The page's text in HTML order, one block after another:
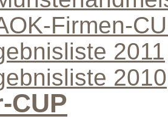
Firmen-
2011
2010
CUP